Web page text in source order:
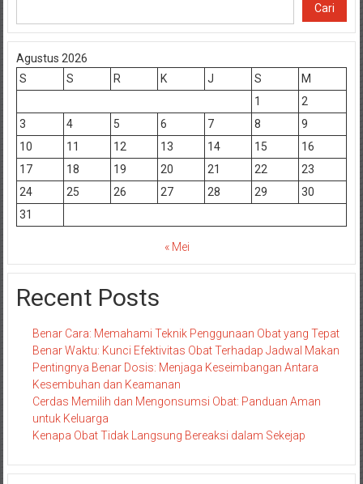
Cari
Agustus 2026
S
S R K J S
M
1
2
3
4 5 6 7 8
9
10
11 12 13 14 15
16
17
18 19 20 21 22
23
24
25 26 27 28 29
30
31
« Mei
Recent Posts
Benar Cara: Memahami Teknik Penggunaan Obat yang Tepat
Benar Waktu: Kunci Efektivitas Obat Terhadap Jadwal Makan
Pentingnya Benar Dosis: Menjaga Keseimbangan Antara
Kesembuhan dan Keamanan
Cerdas Memilih dan Mengonsumsi Obat: Panduan Aman
untuk Keluarga
Kenapa Obat Tidak Langsung Bereaksi dalam Sekejap